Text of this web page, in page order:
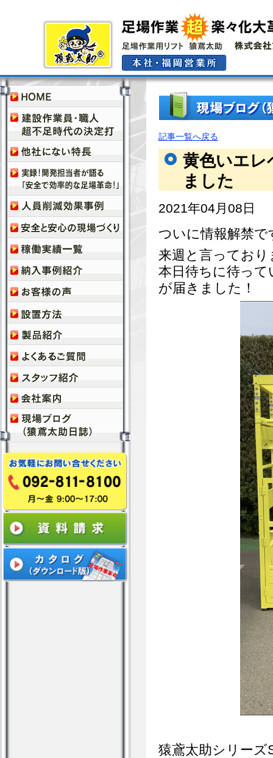
記事一覧へ戻る
黄色いエレ
ました
2021年04月08日
ついに情報解禁で
来週と言ってお
本日待ちに待って
が届きました！
猿鳶太助シリーズ